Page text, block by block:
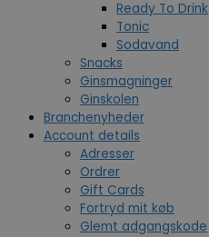
Ready To Drink
Tonic
Sodavand
Snacks
Ginsmagninger
Ginskolen
Branchenyheder
Account details
Adresser
Ordrer
Gift Cards
Fortryd mit køb
Glemt adgangskode